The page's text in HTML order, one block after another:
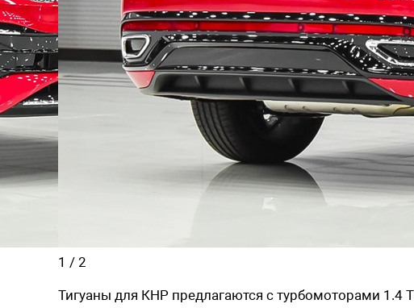
1 / 2
Тигуаны для КНР предлагаются с турбомоторами 1.4